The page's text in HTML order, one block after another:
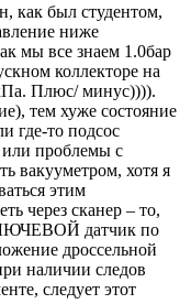
как был студентом,
ниже
мы все знаем 1.0бар
коллекторе на
Плюс/ минус)))).
тем хуже состояние
где-то подсос
проблемы с
вакууметром, хотя я
этим
через сканер – то,
датчик по
дроссельной
наличии следов
следует этот